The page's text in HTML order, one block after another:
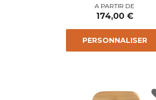
Prix
A PARTIR DE
174,00 €
PERSONNALISER